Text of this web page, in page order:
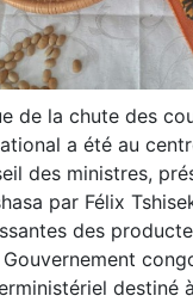
de la chute des
a été au
des ministres,
par Félix
des
destiné